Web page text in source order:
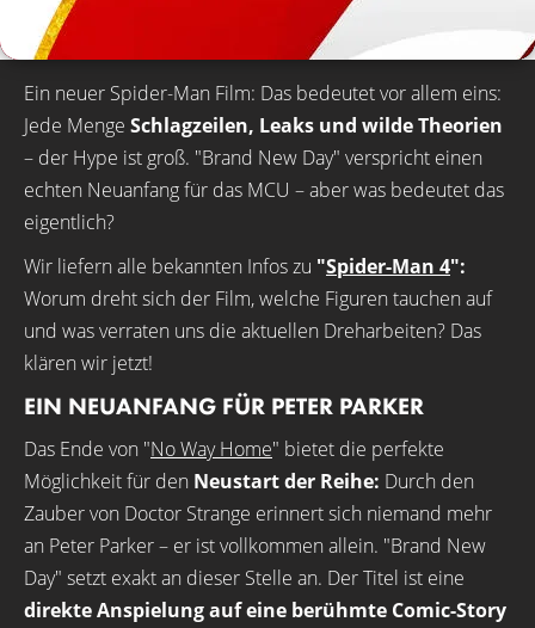
Ein neuer Spider-Man Film: Das bedeutet vor allem eins:
Jede Menge Schlagzeilen, Leaks und wilde Theorien
– der Hype ist groß. "Brand New Day" verspricht einen
echten Neuanfang für das MCU – aber was bedeutet das
eigentlich?
Wir liefern alle bekannten Infos zu "Spider-Man 4":
Worum dreht sich der Film, welche Figuren tauchen auf
und was verraten uns die aktuellen Dreharbeiten? Das
klären wir jetzt!
EIN NEUANFANG FÜR PETER PARKER
Das Ende von "No Way Home" bietet die perfekte
Möglichkeit für den Neustart der Reihe: Durch den
Zauber von Doctor Strange erinnert sich niemand mehr
an Peter Parker – er ist vollkommen allein. "Brand New
Day" setzt exakt an dieser Stelle an. Der Titel ist eine
direkte Anspielung auf eine berühmte Comic-Story